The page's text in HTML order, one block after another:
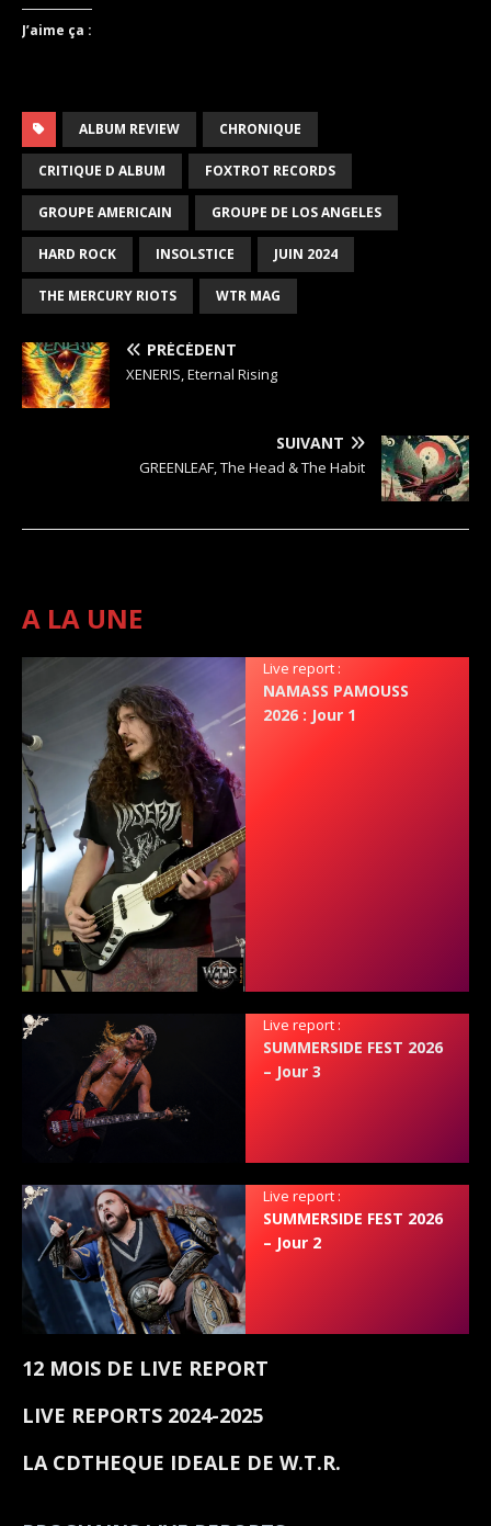
J’aime ça :
ALBUM REVIEW CHRONIQUE
CRITIQUE D ALBUM FOXTROT RECORDS
GROUPE AMERICAIN GROUPE DE LOS ANGELES
HARD ROCK INSOLSTICE JUIN 2024
THE MERCURY RIOTS WTR MAG
PRÉCÉDENT
XENERIS, Eternal Rising
SUIVANT
GREENLEAF, The Head & The Habit
A LA UNE
Live report :
NAMASS PAMOUSS
2026 : Jour 1
Live report :
SUMMERSIDE FEST 2026
– Jour 3
Live report :
SUMMERSIDE FEST 2026
– Jour 2
12 MOIS DE LIVE REPORT
LIVE REPORTS 2024-2025
LA CDTHEQUE IDEALE DE W.T.R.